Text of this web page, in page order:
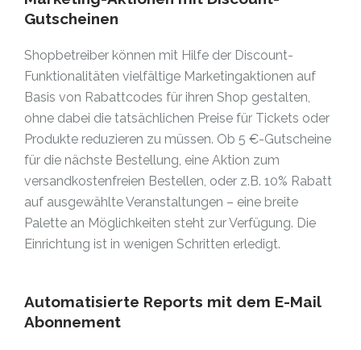
Gutscheinen
Shopbetreiber können mit Hilfe der Discount-
Funktionalitäten vielfältige Marketingaktionen auf
Basis von Rabattcodes für ihren Shop gestalten,
ohne dabei die tatsächlichen Preise für Tickets oder
Produkte reduzieren zu müssen. Ob 5 €-Gutscheine
für die nächste Bestellung, eine Aktion zum
versandkostenfreien Bestellen, oder z.B. 10% Rabatt
auf ausgewählte Veranstaltungen – eine breite
Palette an Möglichkeiten steht zur Verfügung. Die
Einrichtung ist in wenigen Schritten erledigt.
Automatisierte Reports mit dem E-Mail
Abonnement